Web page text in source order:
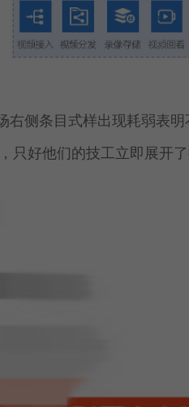
右侧条目式样出现耗弱表
只好他们的技工立即展开了